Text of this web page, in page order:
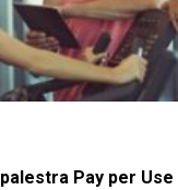
Pay per Use